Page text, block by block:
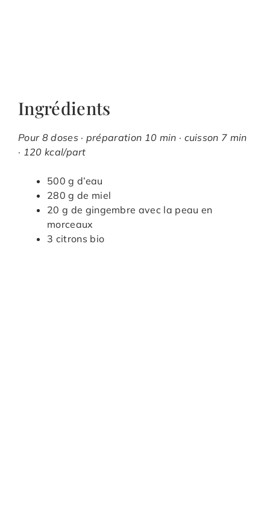
Ingrédients
Pour 8 doses · préparation 10 min · cuisson 7 min
· 120 kcal/part
500 g d’eau
280 g de miel
20 g de gingembre avec la peau en
morceaux
3 citrons bio